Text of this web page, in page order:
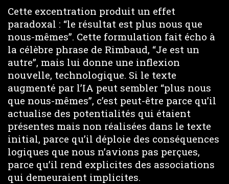
Cette excentration produit un effet
paradoxal : “le résultat est plus nous que
nous-mêmes”. Cette formulation fait écho à
la célèbre phrase de Rimbaud, “Je est un
autre”, mais lui donne une inflexion
nouvelle, technologique. Si le texte
augmenté par l’IA peut sembler “plus nous
que nous-mêmes”, c’est peut-être parce qu’il
actualise des potentialités qui étaient
présentes mais non réalisées dans le texte
initial, parce qu’il déploie des conséquences
logiques que nous n’avions pas perçues,
parce qu’il rend explicites des associations
qui demeuraient implicites.